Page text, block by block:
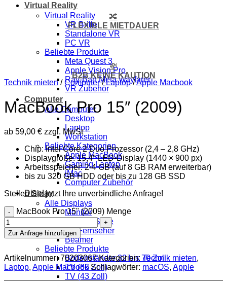
Virtual Reality
Virtual Reality
VR Brille
Standalone VR
PC VR
Beliebte Produkte
Meta Quest 3
Apple Vision Pro
Ray-Ban Meta Wayfarer
VR Zubehör
Computer
Alle Computer
Desktop
Laptop
Workstation
Beliebte Kategorien
Apple MacBook
Gaming Laptop
iMac
Computer Zubehör
Display
Alle Displays
Monitor
Digitale Stele
TV Fernseher
Beamer
Beliebte Produkte
Bodenständer 32 bis 70 Zoll
TV (86 Zoll)
TV (43 Zoll)
🔀
FLEXIBLE MIETDAUER
💸
B2B KEINE KAUTION
Technik mieten / Computer / Laptop /Apple Macbook
MacBook Pro 15″ (2009)
ab 59,00 € zzgl. MwSt
Chip: Intel Core 2 Duo Prozessor (2,4 – 2,8 GHz)
Displaygröße: 15,4″ LED-Display (1440 × 900 px)
Arbeitsspeicher: 2-4 GB (auf 8 GB RAM erweiterbar)
bis zu 320 GB HDD oder bis zu 128 GB SSD
Stellen Sie jetzt Ihre unverbindliche Anfrage!
MacBook Pro 15" (2009) Menge
Zur Anfrage hinzufügen
Artikelnummer:70203067 Kategorien:Technik mieten,
Laptop, Apple Macbook Schlagwörter: macOS, Apple